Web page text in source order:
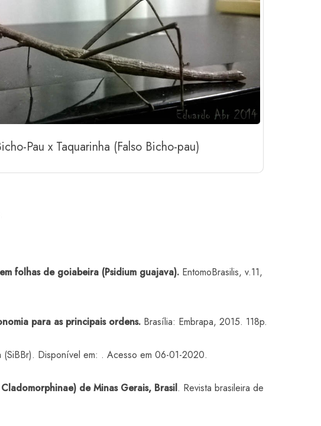
Pau x Taquarinha (Falso Bicho-pau)
folhas de goiabeira (Psidium guajava). EntomoBrasilis, v.11,
para as principais ordens. Brasília: Embrapa, 2015. 118p.
Disponível em: . Acesso em 06-01-2020.
de Minas Gerais, Brasil. Revista brasileira de